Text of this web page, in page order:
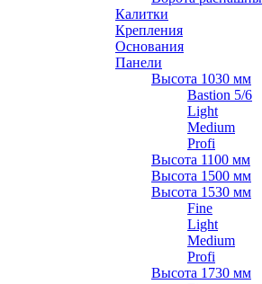
Калитки
Крепления
Основания
Панели
Высота 1030 мм
Bastion 5/6
Light
Medium
Profi
Высота 1100 мм
Высота 1500 мм
Высота 1530 мм
Fine
Light
Medium
Profi
Высота 1730 мм